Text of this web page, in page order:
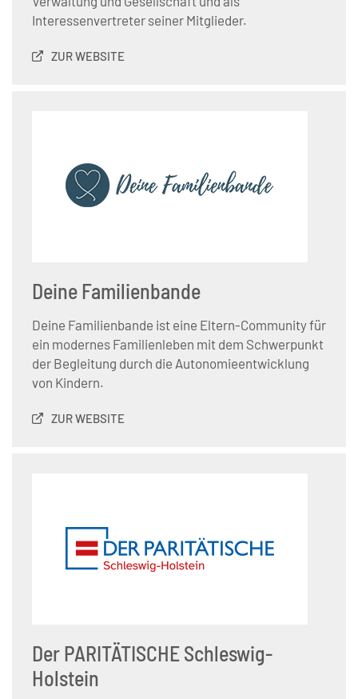
Interessenvertreter seiner Mitglieder.
ZUR WEBSITE
Deine Familienbande
Deine Familienbande ist eine Eltern-Community für
ein modernes Familienleben mit dem Schwerpunkt
der Begleitung durch die Autonomieentwicklung
von Kindern.
ZUR WEBSITE
Der PARITÄTISCHE Schleswig-
Holstein